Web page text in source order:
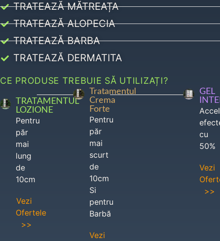
TRATEAZĂ MĂTREAȚA
TRATEAZĂ ALOPECIA
TRATEAZĂ BARBA
TRATEAZĂ DERMATITA
CE PRODUSE TREBUIE SĂ UTILIZAȚI?
TRATAMENTUL
LOZIONE
Pentru
păr
mai
lung
de
10cm
Vezi
Ofertele
>>
Tratamentul
Crema
Forte
Pentru
păr
mai
scurt
de
10cm
Si
pentru
Barbă
Vezi
GEL
cu
50%
Vezi
>>